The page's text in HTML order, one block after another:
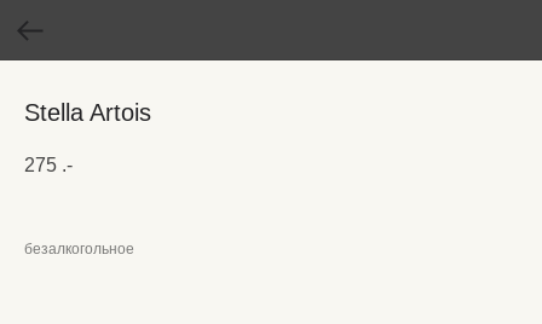
Stella Artois
275 .-
безалкогольное